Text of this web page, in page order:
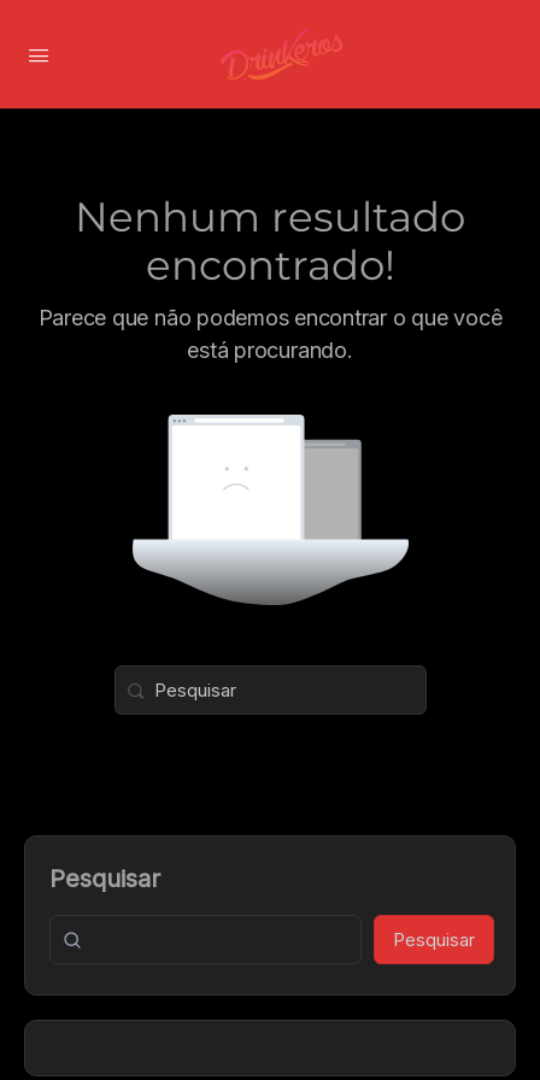
Nenhum resultado
encontrado!
Parece que não podemos encontrar o que você
está procurando.
Pesquisar
Pesquisar